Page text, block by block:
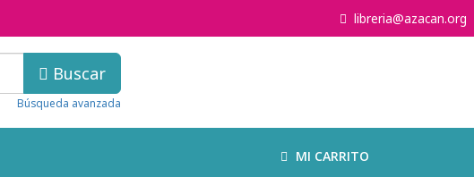
libreria@azacan.org
Buscar
Búsqueda avanzada
MI CARRITO